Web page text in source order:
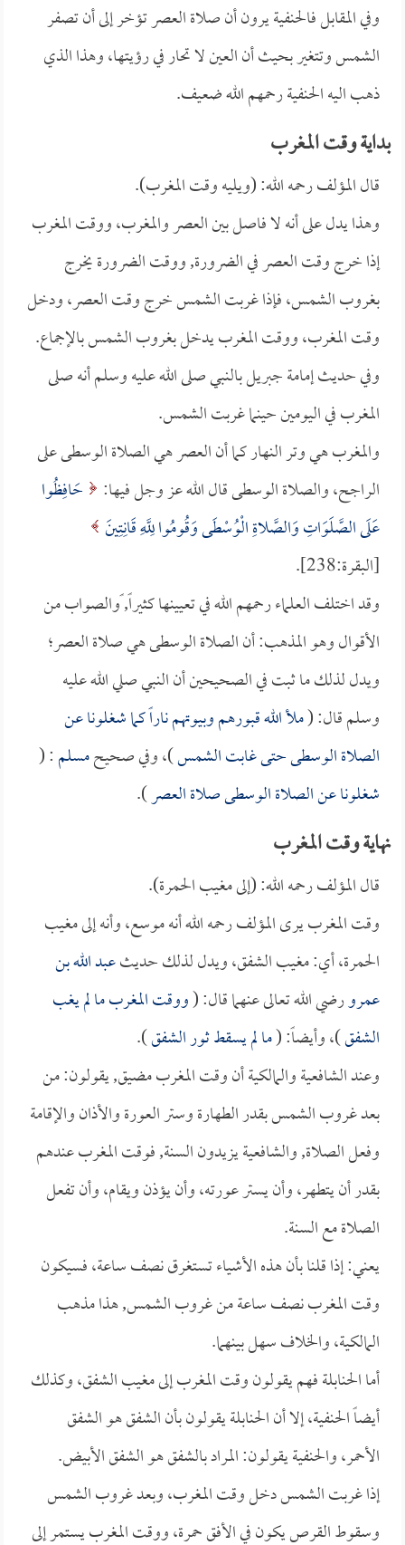
وفي المقابل فالحنفية يرون أن صلاة العصر تؤخر إلى أن تصفر
الشمس وتتغير بحيث أن العين لا تحار في رؤيتها، وهذا الذي
ذهب اليه الحنفية رحمهم الله ضعيف.
بداية وقت المغرب
قال المؤلف رحمه الله: (ويليه وقت المغرب).
وهذا يدل على أنه لا فاصل بين العصر والمغرب، ووقت المغرب
إذا خرج وقت العصر في الضرورة, ووقت الضرورة يخرج
بغروب الشمس، فإذا غربت الشمس خرج وقت العصر، ودخل
وقت المغرب، ووقت المغرب يدخل بغروب الشمس بالإجماع.
وفي حديث إمامة جبريل بالنبي صلى الله عليه وسلم أنه صلى
المغرب في اليومين حينما غربت الشمس.
والمغرب هي وتر النهار كما أن العصر هي الصلاة الوسطى على
الراجح، والصلاة الوسطى قال الله عز وجل فيها:
حَافِظُوا
عَلَى الصَّلَوَاتِ وَالصَّلاةِ الْوُسْطَى وَقُومُوا لِلَّهِ قَانِتِينَ
[البقرة:238].
وقد اختلف العلماء رحمهم الله في تعيينها كثيراً, ًوالصواب من
الأقوال وهو المذهب: أن الصلاة الوسطى هي صلاة العصر؛
ويدل لذلك ما ثبت في الصحيحين أن النبي صلي الله عليه
وسلم قال: (ملأ الله قبورهم وبيوتهم ناراً كما شغلونا عن
الصلاة الوسطى حتى غابت الشمس)، وفي صحيحمسلم: (
شغلونا عن الصلاة الوسطى صلاة العصر).
نهاية وقت المغرب
قال المؤلف رحمه الله: (إلى مغيب الحمرة).
وقت المغرب يرى المؤلف رحمه الله أنه موسع، وأنه إلى مغيب
الحمرة، أي: مغيب الشفق، ويدل لذلك حديثعبد الله بن
عمرورضي الله تعالى عنهما قال: (ووقت المغرب ما لم يغب
الشفق)، وأيضاً: (ما لم يسقط ثور الشفق).
وعند الشافعية والمالكية أن وقت المغرب مضيق, يقولون: من
بعد غروب الشمس بقدر الطهارة وستر العورة والأذان والإقامة
وفعل الصلاة, والشافعية يزيدون السنة, فوقت المغرب عندهم
بقدر أن يتطهر، وأن يستر عورته، وأن يؤذن ويقام، وأن تفعل
الصلاة مع السنة.
يعني: إذا قلنا بأن هذه الأشياء تستغرق نصف ساعة، فسيكون
وقت المغرب نصف ساعة من غروب الشمس, هذا مذهب
المالكية، والخلاف سهل بينهما.
أما الحنابلة فهم يقولون وقت المغرب إلى مغيب الشفق، وكذلك
أيضاً الحنفية، إلا أن الحنابلة يقولون بأن الشفق هو الشفق
الأحمر، والحنفية يقولون: المراد بالشفق هو الشفق الأبيض.
إذا غربت الشمس دخل وقت المغرب، وبعد غروب الشمس
وسقوط القرص يكون في الأفق حمرة، ووقت المغرب يستمر إلى